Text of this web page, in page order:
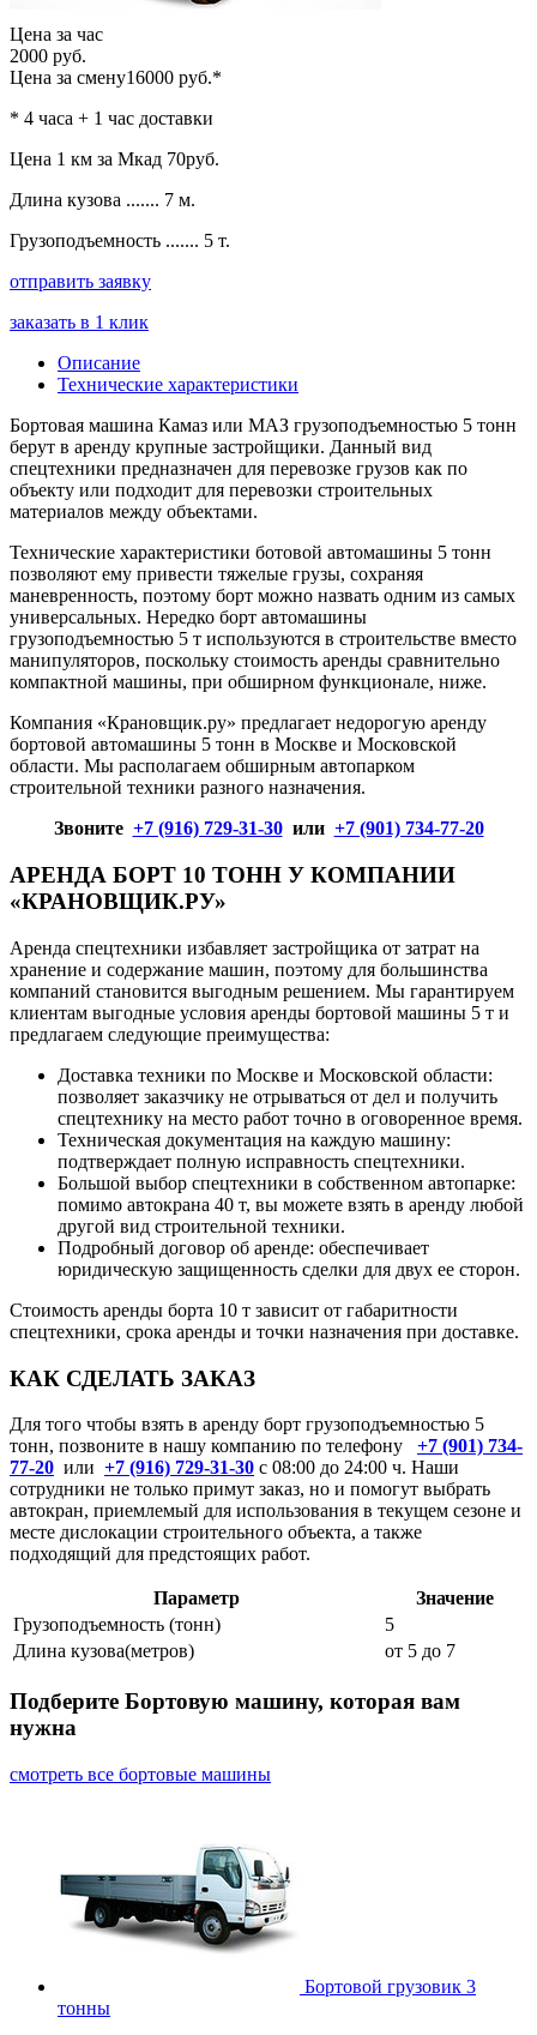
Цена за час
2000 руб.
Цена за смену16000 руб.*
* 4 часа + 1 час доставки
Цена 1 км за Мкад 70руб.
Длина кузова ....... 7 м.
Грузоподъемность ....... 5 т.
отправить заявку
заказать в 1 клик
Описание
Технические характеристики
Бортовая машина Камаз или МАЗ грузоподъемностью 5 тонн
берут в аренду крупные застройщики. Данный вид
спецтехники предназначен для перевозке грузов как по
объекту или подходит для перевозки строительных
материалов между объектами.
Технические характеристики ботовой автомашины 5 тонн
позволяют ему привести тяжелые грузы, сохраняя
маневренность, поэтому борт можно назвать одним из самых
универсальных. Нередко борт автомашины
грузоподъемностью 5 т используются в строительстве вместо
манипуляторов, поскольку стоимость аренды сравнительно
компактной машины, при обширном функционале, ниже.
Компания «Крановщик.ру» предлагает недорогую аренду
бортовой автомашины 5 тонн в Москве и Московской
области. Мы располагаем обширным автопарком
строительной техники разного назначения.
Звоните +7 (916) 729-31-30или +7 (901) 734-77-20
АРЕНДА БОРТ 10 ТОНН У КОМПАНИИ
«КРАНОВЩИК.РУ»
Аренда спецтехники избавляет застройщика от затрат на
хранение и содержание машин, поэтому для большинства
компаний становится выгодным решением. Мы гарантируем
клиентам выгодные условия аренды бортовой машины 5 т и
предлагаем следующие преимущества:
Доставка техники по Москве и Московской области:
позволяет заказчику не отрываться от дел и получить
спецтехнику на место работ точно в оговоренное время.
Техническая документация на каждую машину:
подтверждает полную исправность спецтехники.
Большой выбор спецтехники в собственном автопарке:
помимо автокрана 40 т, вы можете взять в аренду любой
другой вид строительной техники.
Подробный договор об аренде: обеспечивает
юридическую защищенность сделки для двух ее сторон.
Стоимость аренды борта 10 т зависит от габаритности
спецтехники, срока аренды и точки назначения при доставке.
КАК СДЕЛАТЬ ЗАКАЗ
Для того чтобы взять в аренду борт грузоподъемностью 5
тонн, позвоните в нашу компанию по телефону
+7 (901) 734-
77-20 или +7 (916) 729-31-30 с 08:00 до 24:00 ч. Наши
сотрудники не только примут заказ, но и помогут выбрать
автокран, приемлемый для использования в текущем сезоне и
месте дислокации строительного объекта, а также
подходящий для предстоящих работ.
Параметр
Значение
Грузоподъемность (тонн)
5
Длина кузова(метров)
от 5 до 7
Подберите Бортовую машину, которая вам
нужна
смотреть все бортовые машины
Бортовой грузовик 3
тонны